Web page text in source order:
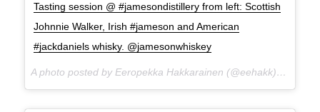
Tasting session @ #jamesondistillery from left: Scottish
Johnnie Walker, Irish #jameson and American
#jackdaniels whisky. @jamesonwhiskey
A photo posted by Eeropekka Hakkarainen (@eehakk) on